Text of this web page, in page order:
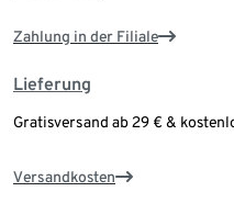
Zahlung in der Filiale
Lieferung
Gratisversand ab 29 € &
Versandkosten